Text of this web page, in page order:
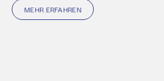
MEHR ERFAHREN